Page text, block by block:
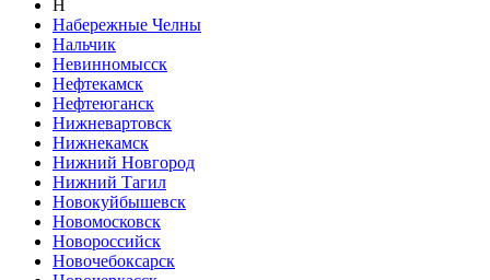
Н
Набережные Челны
Нальчик
Невинномысск
Нефтекамск
Нефтеюганск
Нижневартовск
Нижнекамск
Нижний Новгород
Нижний Тагил
Новокуйбышевск
Новомосковск
Новороссийск
Новочебоксарск